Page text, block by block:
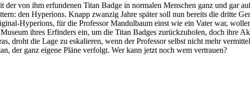
von ihm erfundenen Titan Badge in normalen Menschen ganz und gar
den Hyperions. Knapp zwanzig Jahre später soll nun bereits die dritte
Hyperions, für die Professor Mandulbaum einst wie ein Vater war,
ihres Erfinders ein, um die Titan Badges zurückzuholen, doch ihre
droht die Lage zu eskalieren, wenn der Professor selbst nicht mehr
der ganz eigene Pläne verfolgt. Wer kann jetzt noch wem vertrauen?